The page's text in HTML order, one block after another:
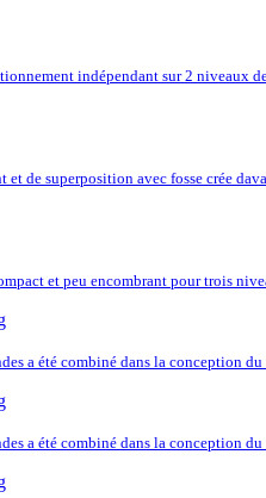
indépendant sur 2 niveaux
de superposition avec fosse crée
et peu encombrant pour trois
a été combiné dans la conception
a été combiné dans la conception